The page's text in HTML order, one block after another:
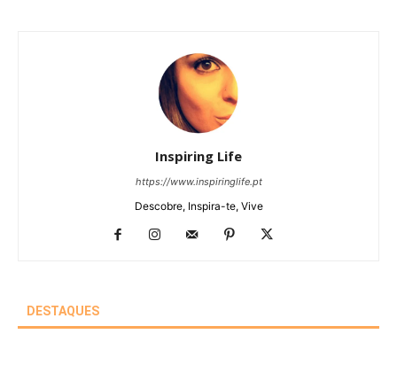
Inspiring Life
https://www.inspiringlife.pt
Descobre, Inspira-te, Vive
DESTAQUES